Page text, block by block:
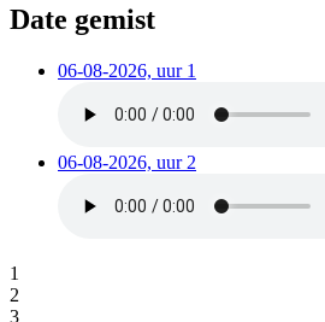
Date gemist
06-08-2026, uur 1
06-08-2026, uur 2
1
2
3